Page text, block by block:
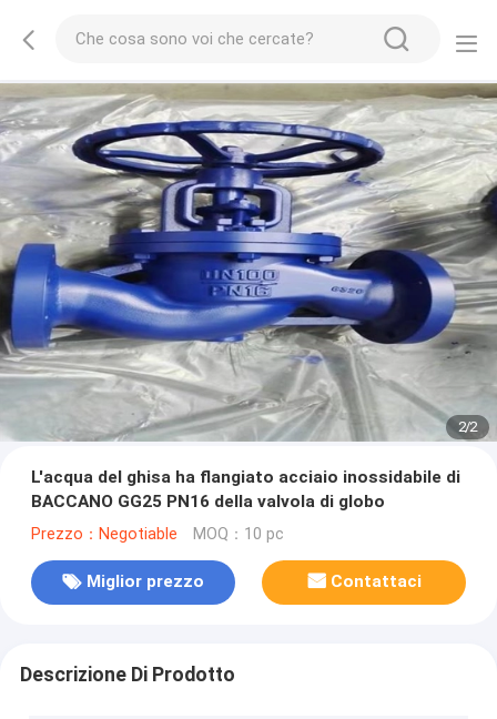
2/2
L'acqua del ghisa ha flangiato acciaio inossidabile di
BACCANO GG25 PN16 della valvola di globo
Prezzo：Negotiable MOQ：10 pc
Miglior prezzo Contattaci
Descrizione Di Prodotto